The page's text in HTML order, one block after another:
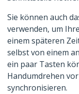
Sie können auch
verwenden, um
einem späteren
selbst von einem
ein paar Tasten
Handumdrehen
synchronisieren.